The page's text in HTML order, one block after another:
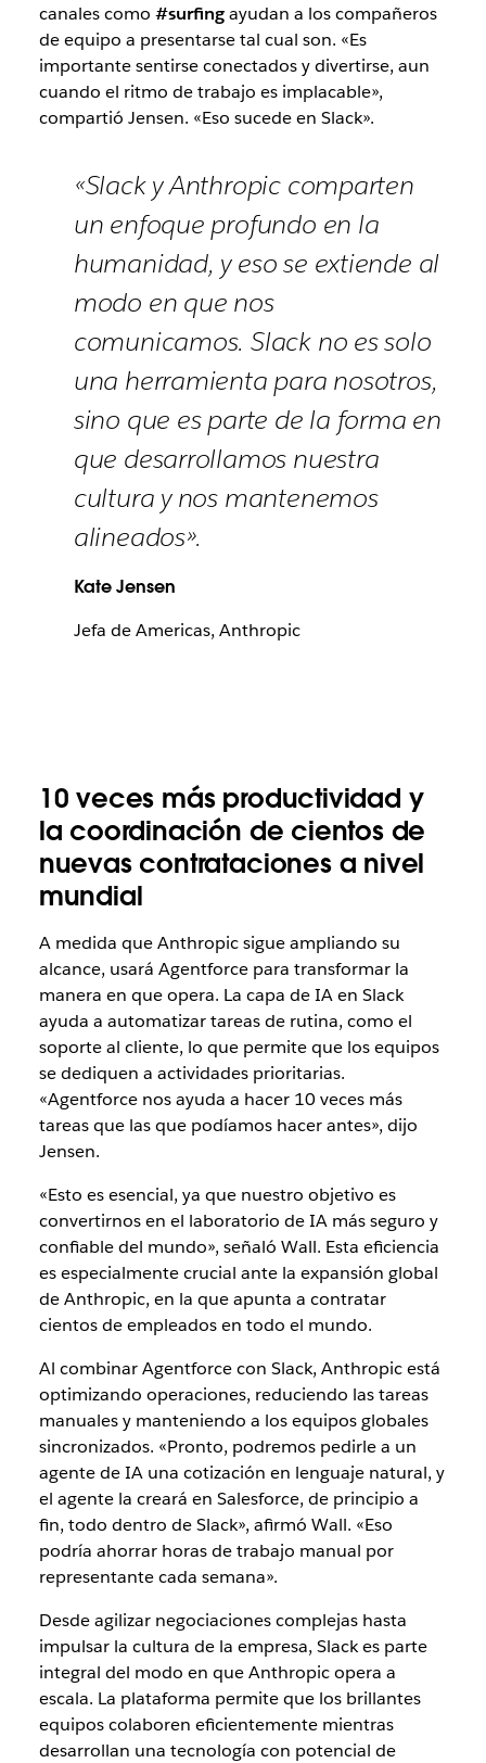
canales como #surfingayudan a los compañeros
de equipo a presentarse tal cual son. «Es
importante sentirse conectados y divertirse, aun
cuando el ritmo de trabajo es implacable»,
compartió Jensen. «Eso sucede en Slack».
«Slack y Anthropic comparten
un enfoque profundo en la
humanidad, y eso se extiende al
modo en que nos
comunicamos. Slack no es solo
una herramienta para nosotros,
sino que es parte de la forma en
que desarrollamos nuestra
cultura y nos mantenemos
alineados».
Kate Jensen
Jefa de Americas, Anthropic
10 veces más productividad y
la coordinación de cientos de
nuevas contrataciones a nivel
mundial
A medida que Anthropic sigue ampliando su
alcance, usará Agentforce para transformar la
manera en que opera. La capa de IA en Slack
ayuda a automatizar tareas de rutina, como el
soporte al cliente, lo que permite que los equipos
se dediquen a actividades prioritarias.
«Agentforce nos ayuda a hacer 10 veces más
tareas que las que podíamos hacer antes», dijo
Jensen.
«Esto es esencial, ya que nuestro objetivo es
convertirnos en el laboratorio de IA más seguro y
confiable del mundo», señaló Wall. Esta eficiencia
es especialmente crucial ante la expansión global
de Anthropic, en la que apunta a contratar
cientos de empleados en todo el mundo.
Al combinar Agentforce con Slack, Anthropic está
optimizando operaciones, reduciendo las tareas
manuales y manteniendo a los equipos globales
sincronizados. «Pronto, podremos pedirle a un
agente de IA una cotización en lenguaje natural, y
el agente la creará en Salesforce, de principio a
fin, todo dentro de Slack», afirmó Wall. «Eso
podría ahorrar horas de trabajo manual por
representante cada semana».
Desde agilizar negociaciones complejas hasta
impulsar la cultura de la empresa, Slack es parte
integral del modo en que Anthropic opera a
escala. La plataforma permite que los brillantes
equipos colaboren eficientemente mientras
desarrollan una tecnología con potencial de